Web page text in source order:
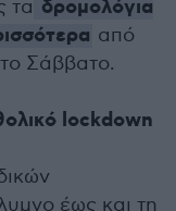
τα δρομολόγια
από
Σάββατο.
lockdown
έως και τη